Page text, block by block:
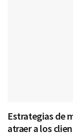
Estrategias de
atraer a los